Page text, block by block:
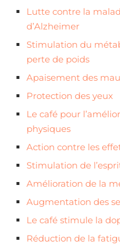
Lutte contre la
d’Alzheimer
Stimulation du
perte de poids
Apaisement des
Protection des yeux
Le café pour
physiques
Action contre les
Stimulation de
Amélioration de la
Augmentation des
Le café stimule la
Réduction de la